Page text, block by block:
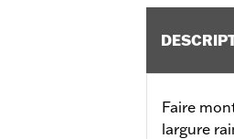
Faire
largure